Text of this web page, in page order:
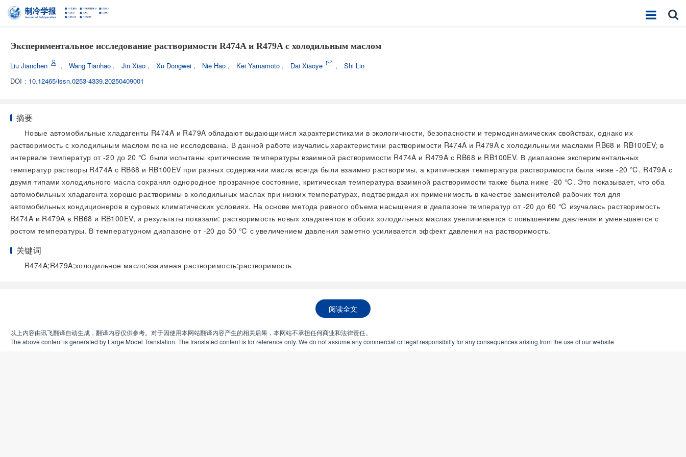
Экспериментальное исследование растворимости R474A и R479A с холодильным маслом
Liu Jianchen , Wang Tianhao , Jin Xiao , Xu Dongwei , Nie Hao , Kei Yamamoto , Dai Xiaoye ,
Shi Lin
DOI： 10.12465/issn.0253-4339.20250409001
摘要
Новые автомобильные хладагенты R474A и R479A обладают выдающимися характеристиками в экологичности, безопасности и термодинамических свойствах, однако их
растворимость с холодильным маслом пока не исследована. В данной работе изучались характеристики растворимости R474A и R479A с холодильными маслами RB68 и RB100EV; в
интервале температур от -20 до 20 ℃ были испытаны критические температуры взаимной растворимости R474A и R479A с RB68 и RB100EV. В диапазоне экспериментальных
температур растворы R474A с RB68 и RB100EV при разных содержании масла всегда были взаимно растворимы, а критическая температура растворимости была ниже -20 ℃. R479A с
двумя типами холодильного масла сохранял однородное прозрачное состояние, критическая температура взаимной растворимости также была ниже -20 ℃. Это показывает, что оба
автомобильных хладагента хорошо растворимы в холодильных маслах при низких температурах, подтверждая их применимость в качестве заменителей рабочих тел для
автомобильных кондиционеров в суровых климатических условиях. На основе метода равного объема насыщения в диапазоне температур от -20 до 60 ℃ изучалась растворимость
R474A и R479A в RB68 и RB100EV, и результаты показали: растворимость новых хладагентов в обоих холодильных маслах увеличивается с повышением давления и уменьшается с
ростом температуры. В температурном диапазоне от -20 до 50 ℃ с увеличением давления заметно усиливается эффект давления на растворимость.
关键词
R474A;R479A;холодильное масло;взаимная растворимость;растворимость
阅读全文
以上内容由讯飞翻译自动生成，翻译内容仅供参考。对于因使用本网站翻译内容产生的相关后果，本网站不承担任何商业和法律责任。
The above content is generated by Large Model Translation. The translated content is for reference only. We do not assume any commercial or legal responsibilty for any consequences arising from the use of our website